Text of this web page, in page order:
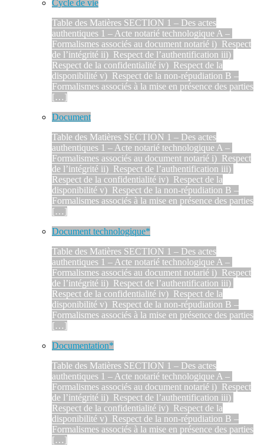
Cycle de vie
Table des Matières SECTION 1 – Des actes
authentiques 1 – Acte notarié technologique A –
Formalismes associés au document notarié i) Respect
de l’intégrité ii) Respect de l’authentification iii)
Respect de la confidentialité iv) Respect de la
disponibilité v) Respect de la non-répudiation B –
Formalismes associés à la mise en présence des parties
[…]
Document
Table des Matières SECTION 1 – Des actes
authentiques 1 – Acte notarié technologique A –
Formalismes associés au document notarié i) Respect
de l’intégrité ii) Respect de l’authentification iii)
Respect de la confidentialité iv) Respect de la
disponibilité v) Respect de la non-répudiation B –
Formalismes associés à la mise en présence des parties
[…]
Document technologique*
Table des Matières SECTION 1 – Des actes
authentiques 1 – Acte notarié technologique A –
Formalismes associés au document notarié i) Respect
de l’intégrité ii) Respect de l’authentification iii)
Respect de la confidentialité iv) Respect de la
disponibilité v) Respect de la non-répudiation B –
Formalismes associés à la mise en présence des parties
[…]
Documentation*
Table des Matières SECTION 1 – Des actes
authentiques 1 – Acte notarié technologique A –
Formalismes associés au document notarié i) Respect
de l’intégrité ii) Respect de l’authentification iii)
Respect de la confidentialité iv) Respect de la
disponibilité v) Respect de la non-répudiation B –
Formalismes associés à la mise en présence des parties
[…]